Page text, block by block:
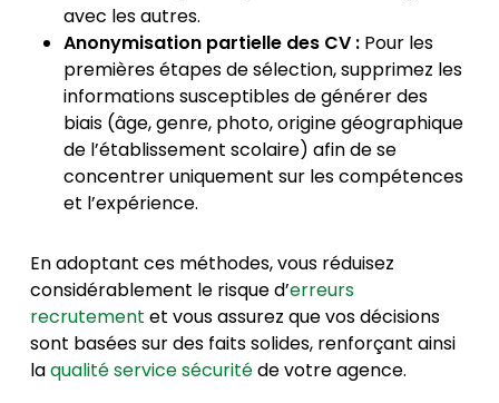
avec les autres.
Anonymisation partielle des CV :Pour les
premières étapes de sélection, supprimez les
informations susceptibles de générer des
biais (âge, genre, photo, origine géographique
de l’établissement scolaire) afin de se
concentrer uniquement sur les compétences
et l’expérience.
En adoptant ces méthodes, vous réduisez
considérablement le risque d’erreurs
recrutement et vous assurez que vos décisions
sont basées sur des faits solides, renforçant ainsi
laqualité service sécuritéde votre agence.